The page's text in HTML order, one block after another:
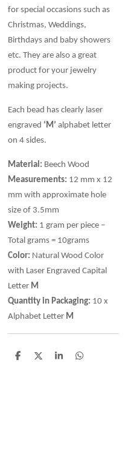
for special occasions such as
Christmas, Weddings,
Birthdays and baby showers
etc. They are also a great
product for your jewelry
making projects.
Each bead has clearly laser
engraved ‘M’ alphabet letter
on 4 sides.
Material: Beech Wood
Measurements: 12 mm x 12
mm with approximate hole
size of 3.5mm
Weight: 1 gram per piece –
Total grams = 10grams
Color: Natural Wood Color
with Laser Engraved Capital
Letter M
Quantity in Packaging: 10 x
Alphabet Letter M
D
D
S
D